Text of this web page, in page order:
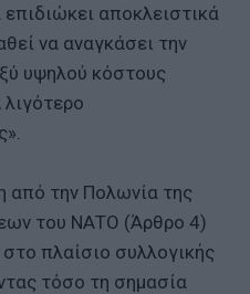
αποκλειστικά
να αναγκάσει την
υψηλού κόστους
από την Πολωνία της
του ΝΑΤΟ (Άρθρο 4)
πλαίσιο συλλογικής
τόσο τη σημασία